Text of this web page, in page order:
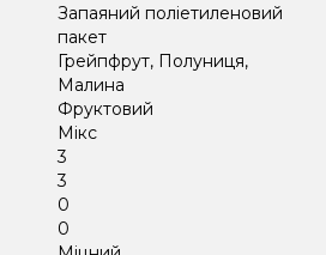
Запаяний поліетиленовий
пакет
Грейпфрут, Полуниця,
Малина
Фруктовий
Мікс
3
3
0
0